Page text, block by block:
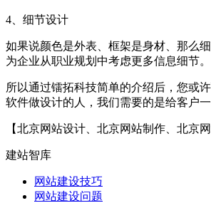
4、细节设计
如果说颜色是外表、框架是身材、那么
为企业从职业规划中考虑更多信息细节。
所以通过镭拓科技简单的介绍后，您或
软件做设计的人，我们需要的是给客户
【北京网站设计、北京网站制作、北京
建站智库
网站建设技巧
网站建设问题